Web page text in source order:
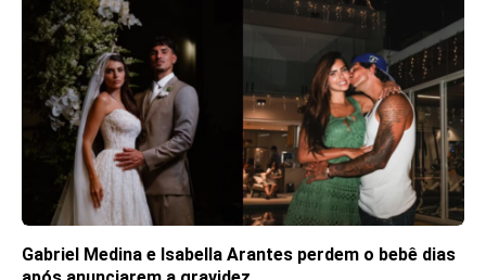
Gabriel Medina e Isabella Arantes perdem o bebê dias